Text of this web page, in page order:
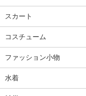
スカート
コスチューム
ファッション小物
水着